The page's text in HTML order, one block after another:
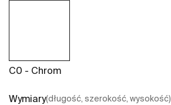
C0 - Chrom
Wymiary(długość, szerokość, wysokość)